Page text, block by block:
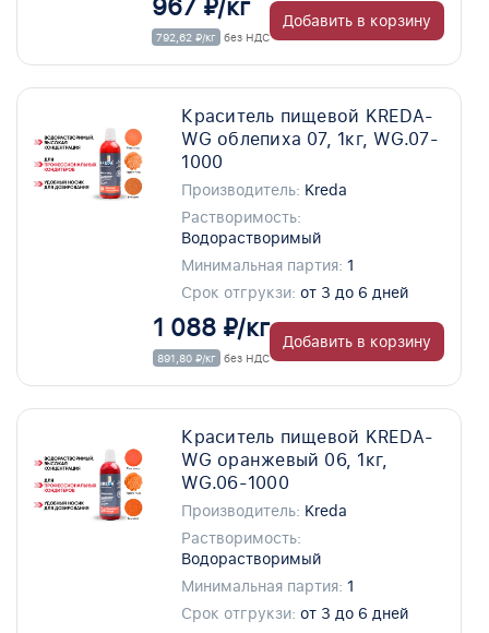
967 ₽/кг
792,62 ₽/кг без НДС
Добавить в корзину
Краситель пищевой KREDA-
WG облепиха 07, 1кг, WG.07-
1000
Производитель: Kreda
Растворимость:
Водорастворимый
Минимальная партия: 1
Срок отгрукзи: от 3 до 6 дней
1 088 ₽/кг
891,80 ₽/кг без НДС
Добавить в корзину
Краситель пищевой KREDA-
WG оранжевый 06, 1кг,
WG.06-1000
Производитель: Kreda
Растворимость:
Водорастворимый
Минимальная партия: 1
Срок отгрукзи: от 3 до 6 дней